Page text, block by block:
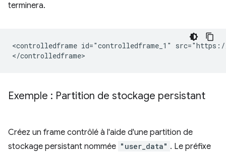
terminera.
<controlledframe id="controlledframe_1" src="https://
Exemple : Partition de stockage persistant
Créez un frame contrôlé à l'aide d'une partition de
stockage persistant nommée "user_data" . Le préfixe